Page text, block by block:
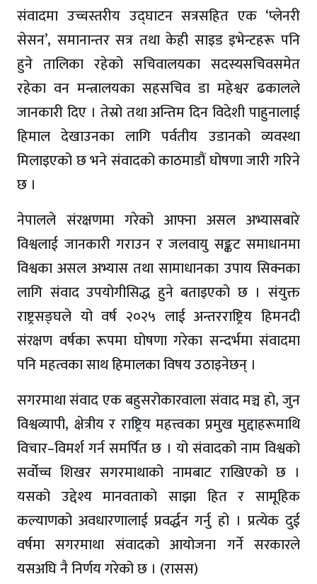
संवादमा उच्चस्तरीय उद्घाटन सत्रसहित एक ‘प्लेनरी
सेसन’, समानान्तर सत्र तथा केही साइड इभेन्टहरू पनि
हुने तालिका रहेको सचिवालयका सदस्यसचिवसमेत
रहेका वन मन्त्रालयका सहसचिव डा महेश्वर ढकालले
जानकारी दिए । तेस्रो तथा अन्तिम दिन विदेशी पाहुनालाई
हिमाल देखाउनका लागि पर्वतीय उडानको व्यवस्था
मिलाइएको छ भने संवादको काठमाडौं घोषणा जारी गरिने
छ ।
नेपालले संरक्षणमा गरेको आफ्ना असल अभ्यासबारे
विश्वलाई जानकारी गराउन र जलवायु सङ्कट समाधानमा
विश्वका असल अभ्यास तथा सामाधानका उपाय सिक्नका
लागि संवाद उपयोगीसिद्ध हुने बताइएको छ । संयुक्त
राष्ट्रसङ्घले यो वर्ष २०२५ लाई अन्तरराष्ट्रिय हिमनदी
संरक्षण वर्षका रूपमा घोषणा गरेका सन्दर्भमा संवादमा
पनि महत्वका साथ हिमालका विषय उठाइनेछन् ।
सगरमाथा संवाद एक बहुसरोकारवाला संवाद मञ्च हो, जुन
विश्वव्यापी, क्षेत्रीय र राष्ट्रिय महत्त्वका प्रमुख मुद्दाहरूमाथि
विचार–विमर्श गर्न समर्पित छ । यो संवादको नाम विश्वको
सर्वोच्च शिखर सगरमाथाको नामबाट राखिएको छ ।
यसको उद्देश्य मानवताको साझा हित र सामूहिक
कल्याणको अवधारणालाई प्रवर्द्धन गर्नु हो । प्रत्येक दुई
वर्षमा सगरमाथा संवादको आयोजना गर्ने सरकारले
यसअघि नै निर्णय गरेको छ । (रासस)